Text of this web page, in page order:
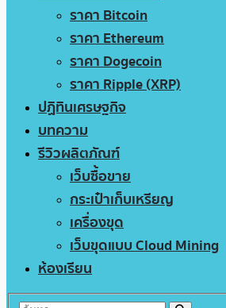
ราคา Bitcoin
ราคา Ethereum
ราคา Dogecoin
ราคา Ripple (XRP)
ปฏิทินเศรษฐกิจ
บทความ
รีวิวผลิตภัณฑ์
เว็บซื้อขาย
กระเป๋าเก็บเหรียญ
เครื่องขุด
เว็บขุดแบบ Cloud Mining
ห้องเรียน